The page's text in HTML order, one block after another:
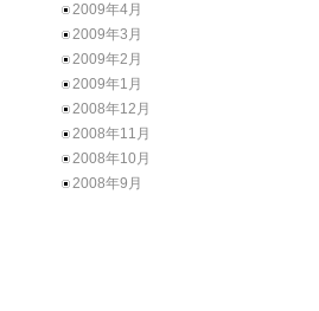
2009年4月
2009年3月
2009年2月
2009年1月
2008年12月
2008年11月
2008年10月
2008年9月